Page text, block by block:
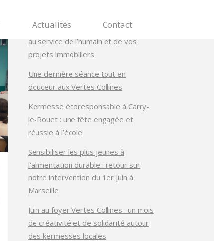
Actualités Contact
Maisons Cosy : un mécène engagé
au service de l’humain et de vos
projets immobiliers
Une dernière séance tout en
douceur aux Vertes Collines
Kermesse écoresponsable à Carry-
le-Rouet : une fête engagée et
réussie à l’école
Sensibiliser les plus jeunes à
l’alimentation durable : retour sur
notre intervention du 1er juin à
Marseille
Juin au foyer Vertes Collines : un mois
de créativité et de solidarité autour
des kermesses locales